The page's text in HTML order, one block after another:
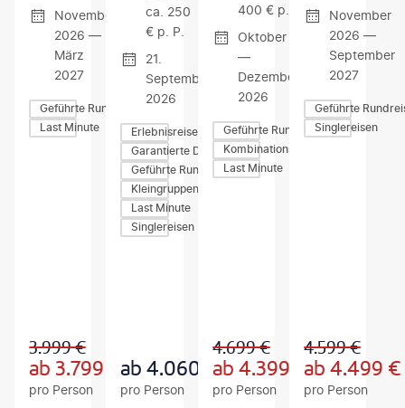
November
2026 —
März
2027
Geführte Rundreisen
Last Minute
3.999€
ab3.799 €
pro Person
B
O
T
ca. 250
€ p. P.
21.
September
2026
Erlebnisreisen
Garantierte Durchführung
Geführte Rundreisen
Kleingruppen-Rundreisen
Last Minute
Singlereisen
ab 4.060 €
pro Person
E
B
O
T
400 € p. P.
Oktober
—
Dezember
2026
Geführte Rundreisen
Kombinationsreisen
Last Minute
4.699€
ab4.399 €
pro Person
E
B
O
T
November
2026 —
September
2027
Geführte
Singlereisen
4.599€
ab4.499 €
pro Person